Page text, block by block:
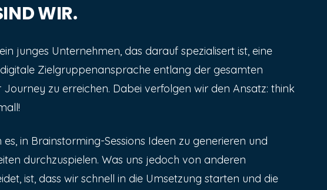
WIR.
junges Unternehmen, das darauf spezialisert ist, eine
Zielgruppenansprache entlang der gesamten
Journey zu erreichen. Dabei verfolgen wir den Ansatz: think
es, in Brainstorming-Sessions Ideen zu generieren und
durchzuspielen. Was uns jedoch von anderen
ist, dass wir schnell in die Umsetzung starten und die